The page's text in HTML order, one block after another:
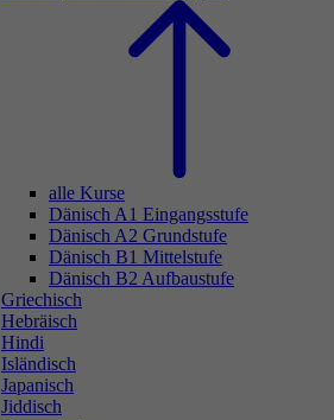
alle Kurse
Dänisch A1 Eingangsstufe
Dänisch A2 Grundstufe
Dänisch B1 Mittelstufe
Dänisch B2 Aufbaustufe
Griechisch
Hebräisch
Hindi
Isländisch
Japanisch
Jiddisch